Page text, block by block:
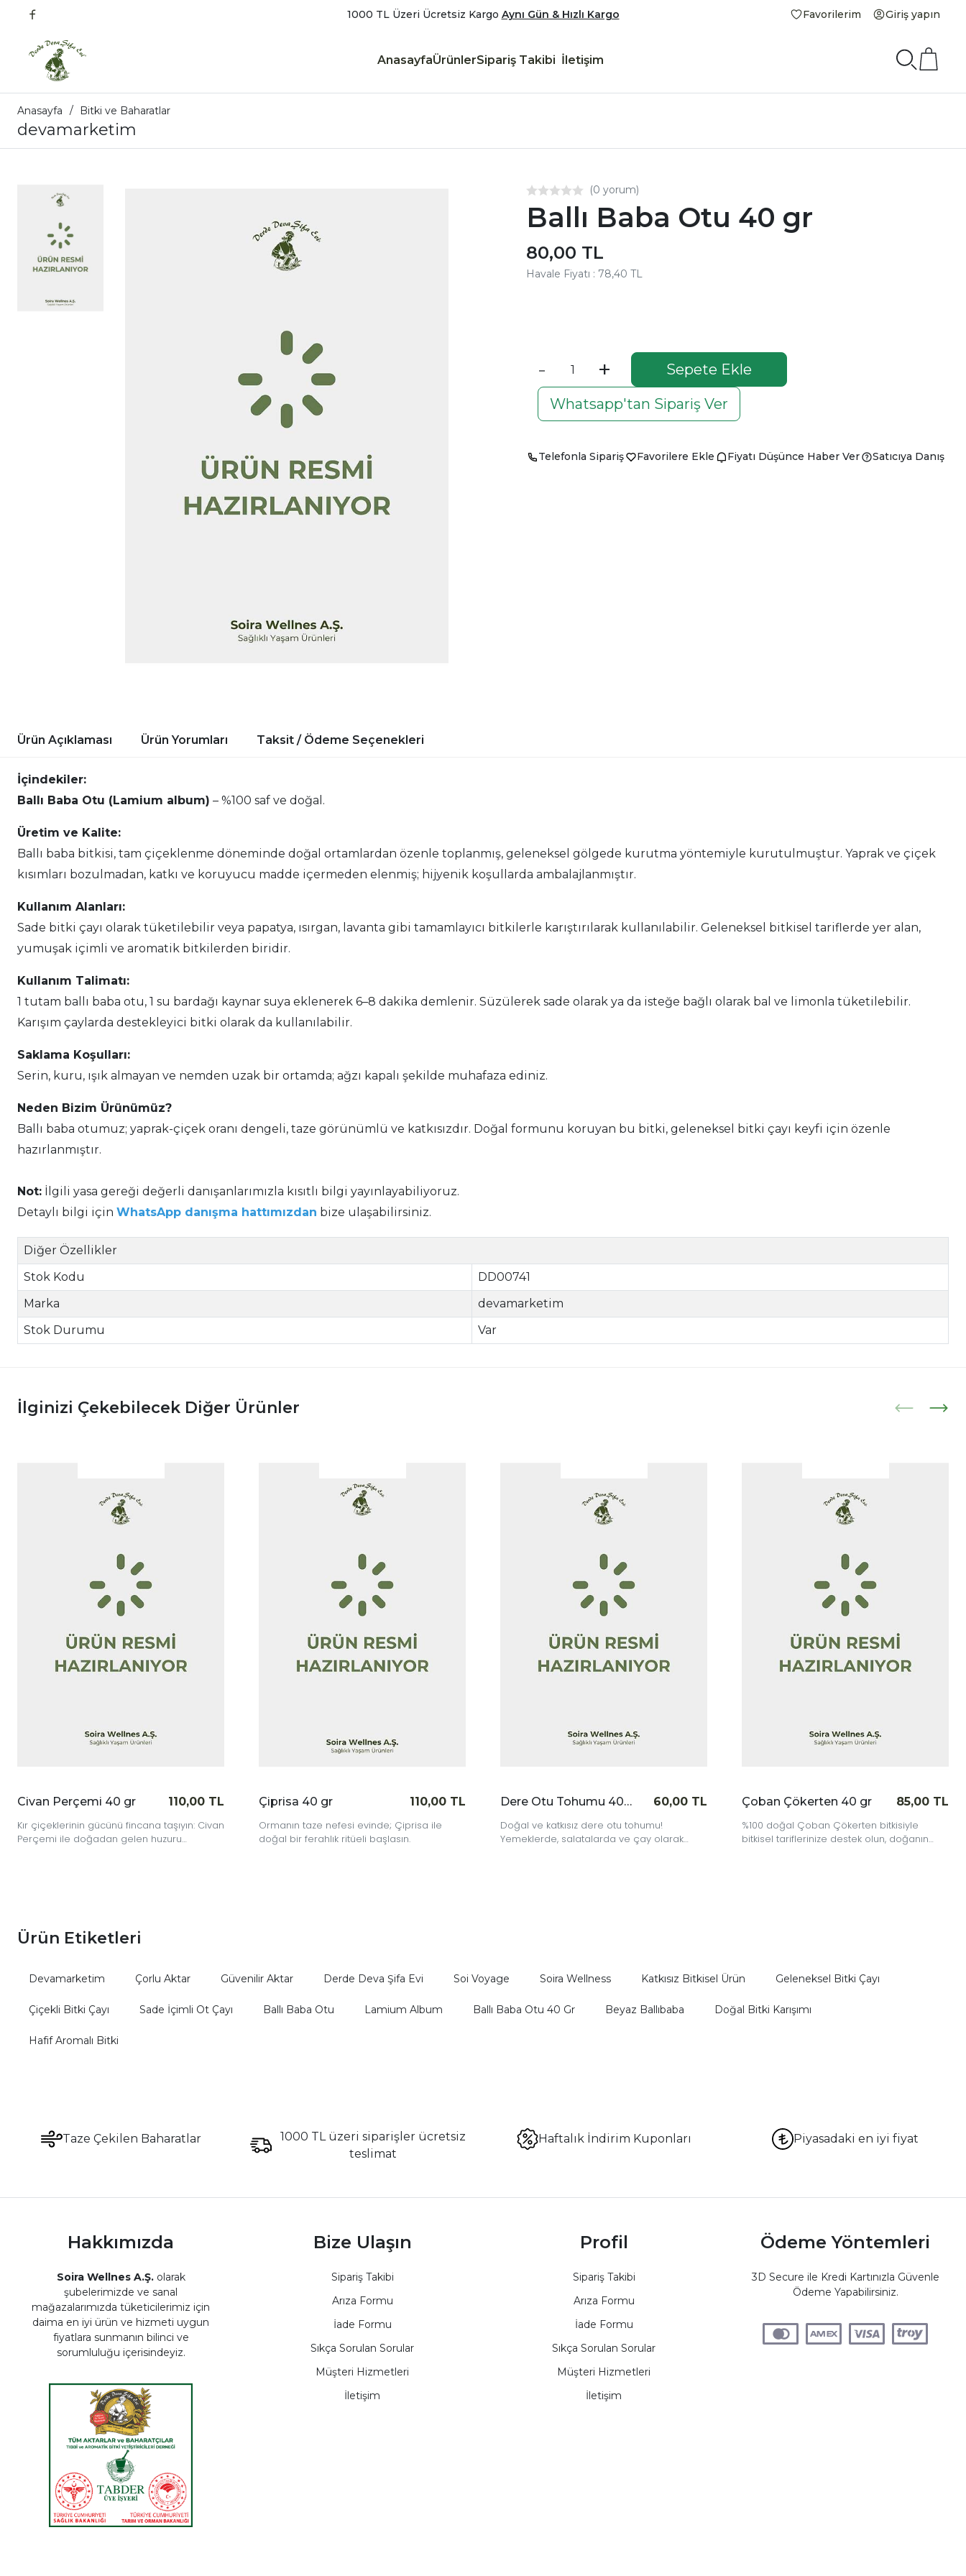
1000 TL Üzeri Ücretsiz Kargo Aynı Gün & Hızlı Kargo Favorilerim Giriş yapın
AnasayfaÜrünlerSipariş Takibi İletişim
Anasayfa Bitki ve Baharatlar
devamarketim
(0 yorum)
Ballı Baba Otu 40 gr
80,00 TL
Havale Fiyatı : 78,40 TL
- +
Sepete Ekle
Whatsapp'tan Sipariş Ver
Telefonla Sipariş Favorilere Ekle Fiyatı Düşünce Haber Ver Satıcıya Danış
Ürün Açıklaması Taksit / Ödeme Seçenekleri
Ürün Yorumları
İçindekiler:
Ballı Baba Otu (Lamium album) – %100 saf ve doğal.
Üretim ve Kalite:
Ballı baba bitkisi, tam çiçeklenme döneminde doğal ortamlardan özenle toplanmış, geleneksel gölgede kurutma yöntemiyle kurutulmuştur. Yaprak ve çiçek
kısımları bozulmadan, katkı ve koruyucu madde içermeden elenmiş; hijyenik koşullarda ambalajlanmıştır.
Kullanım Alanları:
Sade bitki çayı olarak tüketilebilir veya papatya, ısırgan, lavanta gibi tamamlayıcı bitkilerle karıştırılarak kullanılabilir. Geleneksel bitkisel tariflerde yer alan,
yumuşak içimli ve aromatik bitkilerden biridir.
Kullanım Talimatı:
1 tutam ballı baba otu, 1 su bardağı kaynar suya eklenerek 6–8 dakika demlenir. Süzülerek sade olarak ya da isteğe bağlı olarak bal ve limonla tüketilebilir.
Karışım çaylarda destekleyici bitki olarak da kullanılabilir.
Saklama Koşulları:
Serin, kuru, ışık almayan ve nemden uzak bir ortamda; ağzı kapalı şekilde muhafaza ediniz.
Neden Bizim Ürünümüz?
Ballı baba otumuz; yaprak-çiçek oranı dengeli, taze görünümlü ve katkısızdır. Doğal formunu koruyan bu bitki, geleneksel bitki çayı keyfi için özenle
hazırlanmıştır.
Not: İlgili yasa gereği değerli danışanlarımızla kısıtlı bilgi yayınlayabiliyoruz.
Detaylı bilgi için WhatsApp danışma hattımızdan bize ulaşabilirsiniz.
Diğer Özellikler
Stok Kodu
DD00741
Marka
devamarketim
Stok Durumu
Var
İlginizi Çekebilecek Diğer Ürünler
TL
Civan
Çiprisa 40 gr
110,00 TL
Ormanın taze nefesi evinde; Çiprisa ile
doğal bir ferahlık ritüeli başlasın.
Dere Otu Tohumu 40 gr
60,00 TL
Doğal ve katkısız dere otu tohumu!
Yemeklerde, salatalarda ve çay olarak
Çoban Çökerten 40 gr
85,00 TL
%100 doğal Çoban Çökerten bitkisiyle
bitkisel tariflerinize destek olun, doğanın
Dulavrat Otu 40 gr
Doğanın güçlü köklerinden gelen
Dulavrat Otu ile bitkisel
Ürün Etiketleri
Devamarketim Çorlu Aktar Güvenilir Aktar Derde Deva Şifa Evi Soi Voyage Soira Wellness Katkısız Bitkisel Ürün Geleneksel Bitki Çayı
Çiçekli Bitki Çayı Sade İçimli Ot Çayı Ballı Baba Otu Lamium Album Ballı Baba Otu 40 Gr Beyaz Ballıbaba Doğal Bitki Karışımı
Hafif Aromalı Bitki
Taze Çekilen Baharatlar
1000 TL üzeri siparişler ücretsiz
teslimat
Haftalık İndirim Kuponları Piyasadaki en iyi fiyat
Hakkımızda
Soira Wellnes A.Ş.olarak
şubelerimizde ve sanal
mağazalarımızda tüketicilerimiz için
daima en iyi ürün ve hizmeti uygun
fiyatlara sunmanın bilinci ve
sorumluluğu içerisindeyiz.
Bize Ulaşın
Sipariş Takibi
Arıza Formu
İade Formu
Sıkça Sorulan Sorular
Müşteri Hizmetleri
İletişim
Profil
Sipariş Takibi
Arıza Formu
İade Formu
Sıkça Sorulan Sorular
Müşteri Hizmetleri
İletişim
Ödeme Yöntemleri
3D Secure ile Kredi Kartınızla Güvenle
Ödeme Yapabilirsiniz.